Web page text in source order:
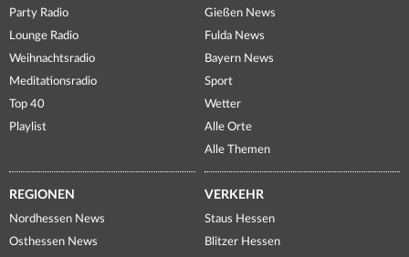
Party Radio
Lounge Radio
Weihnachtsradio
Meditationsradio
Top 40
Playlist
Gießen News
Fulda News
Bayern News
Sport
Wetter
Alle Orte
Alle Themen
REGIONEN
Nordhessen News
Osthessen News
VERKEHR
Staus Hessen
Blitzer Hessen